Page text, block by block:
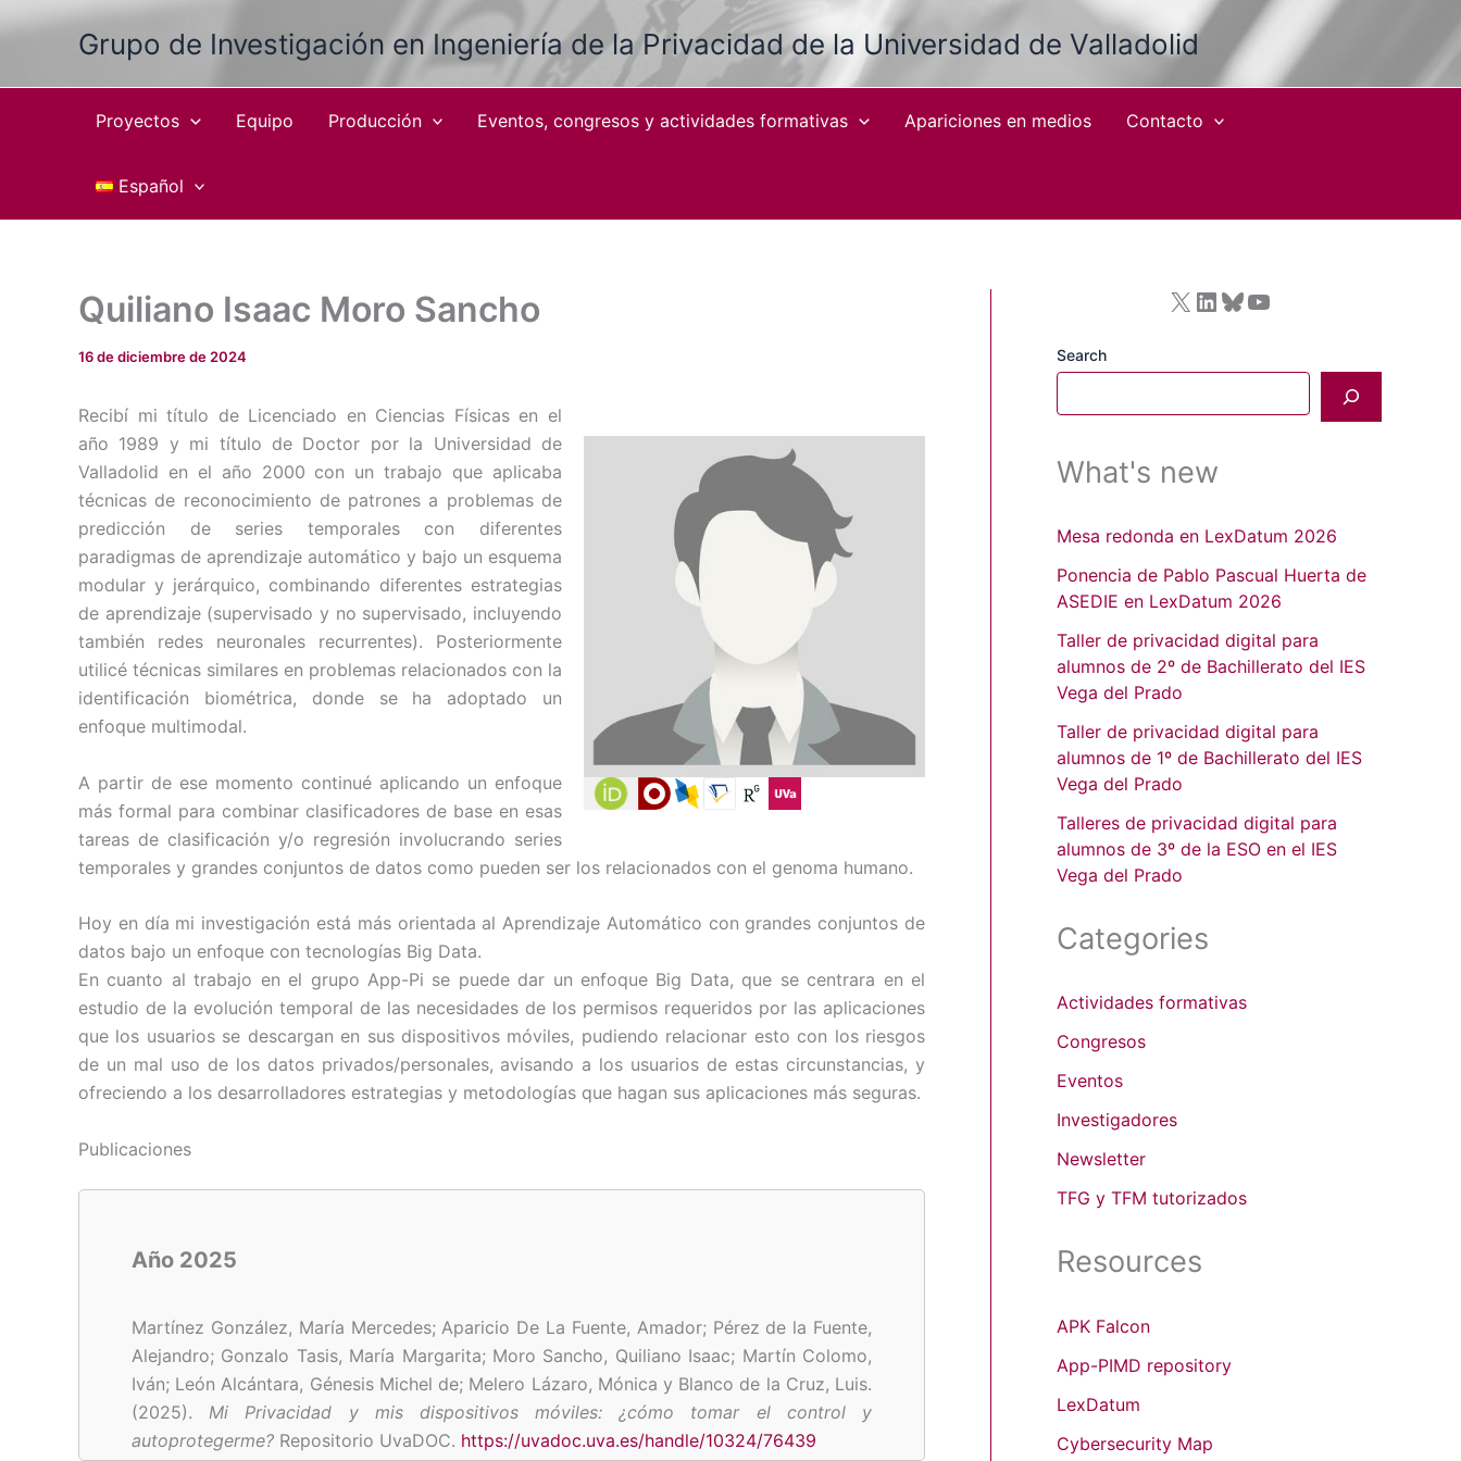
Grupo de Investigación en Ingeniería de la Privacidad de la Universidad de Valladolid
Proyectos Equipo Producción Eventos, congresos y actividades formativas Apariciones en medios Contacto
Español
Quiliano Isaac Moro Sancho
16 de diciembre de 2024
Recibí mi título de Licenciado en Ciencias Físicas en el
año 1989 y mi título de Doctor por la Universidad de
Valladolid en el año 2000 con un trabajo que aplicaba
técnicas de reconocimiento de patrones a problemas de
predicción de series temporales con diferentes
paradigmas de aprendizaje automático y bajo un esquema
modular y jerárquico, combinando diferentes estrategias
de aprendizaje (supervisado y no supervisado, incluyendo
también redes neuronales recurrentes). Posteriormente
utilicé técnicas similares en problemas relacionados con la
identificación biométrica, donde se ha adoptado un
enfoque multimodal.
A partir de ese momento continué aplicando un enfoque
más formal para combinar clasificadores de base en esas
tareas de clasificación y/o regresión involucrando series
temporales y grandes conjuntos de datos como pueden ser los relacionados con el genoma humano.
Hoy en día mi investigación está más orientada al Aprendizaje Automático con grandes conjuntos de
datos bajo un enfoque con tecnologías Big Data.
En cuanto al trabajo en el grupo App-Pi se puede dar un enfoque Big Data, que se centrara en el
estudio de la evolución temporal de las necesidades de los permisos requeridos por las aplicaciones
que los usuarios se descargan en sus dispositivos móviles, pudiendo relacionar esto con los riesgos
de un mal uso de los datos privados/personales, avisando a los usuarios de estas circunstancias, y
ofreciendo a los desarrolladores estrategias y metodologías que hagan sus aplicaciones más seguras.
Publicaciones
Año 2025
Martínez González, María Mercedes; Aparicio De La Fuente, Amador; Pérez de la Fuente,
Alejandro; Gonzalo Tasis, María Margarita; Moro Sancho, Quiliano Isaac; Martín Colomo,
Iván; León Alcántara, Génesis Michel de; Melero Lázaro, Mónica y Blanco de la Cruz, Luis.
(2025). Mi Privacidad y mis dispositivos móviles: ¿cómo tomar el control y
autoprotegerme? Repositorio UvaDOC. https://uvadoc.uva.es/handle/10324/76439
X LinkedIn Bluesky YouTube
Search
What's new
Mesa redonda en LexDatum 2026
Ponencia de Pablo Pascual Huerta de
ASEDIE en LexDatum 2026
Taller de privacidad digital para
alumnos de 2º de Bachillerato del IES
Vega del Prado
Taller de privacidad digital para
alumnos de 1º de Bachillerato del IES
Vega del Prado
Talleres de privacidad digital para
alumnos de 3º de la ESO en el IES
Vega del Prado
Categories
Actividades formativas
Congresos
Eventos
Investigadores
Newsletter
TFG y TFM tutorizados
Resources
APK Falcon
App-PIMD repository
LexDatum
Cybersecurity Map